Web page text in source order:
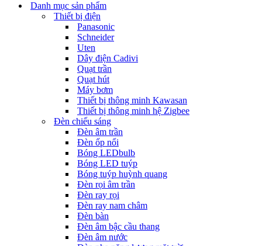
Danh mục sản phẩm
Thiết bị điện
Panasonic
Schneider
Uten
Dây điện Cadivi
Quạt trần
Quạt hút
Máy bơm
Thiết bị thông minh Kawasan
Thiết bị thông minh hệ Zigbee
Đèn chiếu sáng
Đèn âm trần
Đèn ốp nổi
Bóng LEDbulb
Bóng LED tuýp
Bóng tuýp huỳnh quang
Đèn rọi âm trần
Đèn ray rọi
Đèn ray nam châm
Đèn bàn
Đèn âm bậc cầu thang
Đèn âm nước